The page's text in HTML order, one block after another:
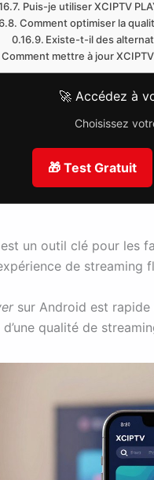
Puis-je utiliser XCIPTV
Comment optimiser la
Existe-t-il des
Comment mettre à jour
🚀 Accédez à
Choisissez
🎁 Test Gratuit
est un outil clé pour les
de streaming
sur Android est rapide
qualité de